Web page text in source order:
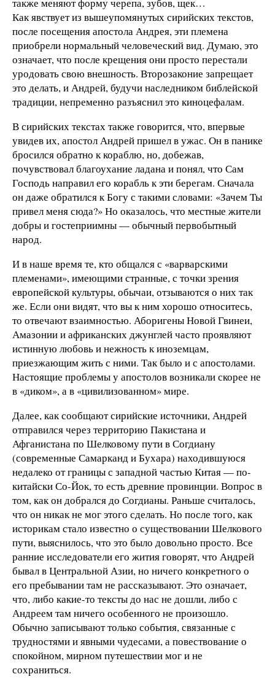
также меняют форму черепа, зубов, щек…
Как явствует из вышеупомянутых сирийских текстов,
после посещения апостола Андрея, эти племена
приобрели нормальный человеческий вид. Думаю, это
означает, что после крещения они просто перестали
уродовать свою внешность. Второзаконие запрещает
это делать, и Андрей, будучи наследником библейской
традиции, непременно разъяснил это киноцефалам.
В сирийских текстах также говорится, что, впервые
увидев их, апостол Андрей пришел в ужас. Он в панике
бросился обратно к кораблю, но, добежав,
почувствовал благоухание ладана и понял, что Сам
Господь направил его корабль к эти берегам. Сначала
он даже обратился к Богу с такими словами: «Зачем Ты
привел меня сюда?» Но оказалось, что местные жители
добры и гостеприимны — обычный первобытный
народ.
И в наше время те, кто общался с «варварскими
племенами», имеющими странные, с точки зрения
европейской культуры, обычаи, отзываются о них так
же. Если они видят, что вы к ним хорошо относитесь,
то отвечают взаимностью. Аборигены Новой Гвинеи,
Амазонии и африканских джунглей часто проявляют
истинную любовь и нежность к иноземцам,
приезжающим жить с ними. Так было и с апостолами.
Настоящие проблемы у апостолов возникали скорее не
в «диком», а в «цивилизованном» мире.
Далее, как сообщают сирийские источники, Андрей
отправился через территорию Пакистана и
Афганистана по Шелковому пути в Согдиану
(современные Самарканд и Бухара) находившуюся
недалеко от границы с западной частью Китая — по-
китайски Со-Йок, то есть древние провинции. Вопрос в
том, как он добрался до Согдианы. Раньше считалось,
что он никак не мог этого сделать. Но после того, как
историкам стало известно о существовании Шелкового
пути, выяснилось, что это было довольно просто. Все
ранние исследователи его жития говорят, что Андрей
бывал в Центральной Азии, но ничего конкретного о
его пребывании там не рассказывают. Это означает,
что, либо какие-то тексты до нас не дошли, либо с
Андреем там ничего особенного не произошло.
Обычно записывают только события, связанные с
трудностями и явными чудесами, а повествование о
спокойном, мирном путешествии мог и не
сохраниться.